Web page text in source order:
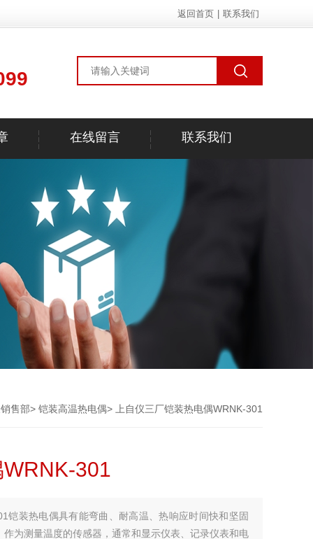
返回首页 联系我们
在线留言 联系我们
售部> 铠装高温热电偶> 上自仪三厂铠装热电偶WRNK-301
301
铠装热电偶具有能弯曲、耐高温、热响应时间快和坚固
为测量温度的传感器，通常和显示仪表、记录仪表和电